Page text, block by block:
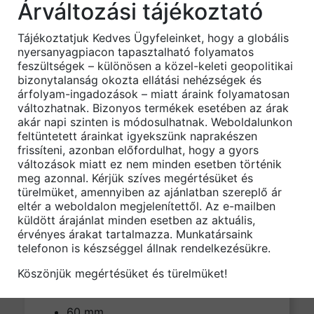
álmennyezetben
A CD profilok alkotják az álmennyezet
hordozó rácsát. Ezekre a profilokra
csavarozzák a gipszkarton lapokat, így
elengedhetetlen a pontos beállítás és a
megfelelő rögzítés. A gondosan kiválasztott
és szakszerűen beépített CD profilok
biztosítják a repedésmentes, sima felületet,
amelyre festhet vagy tapétázhat, így
tökéletes alapot teremtve a belső tér végső
kialakításához.
Raktári/rendelhető méretek:
Árváltozási tájékoztató
Tájékoztatjuk Kedves Ügyfeleinket, hogy a globális
nyersanyagpiacon tapasztalható folyamatos
feszültségek – különösen a közel-keleti geopolitikai
bizonytalanság okozta ellátási nehézségek és
árfolyam-ingadozások – miatt áraink folyamatosan
változhatnak. Bizonyos termékek esetében az árak
akár napi szinten is módosulhatnak. Weboldalunkon
feltüntetett árainkat igyekszünk naprakészen
frissíteni, azonban előfordulhat, hogy a gyors
változások miatt ez nem minden esetben történik
meg azonnal. Kérjük szíves megértésüket és
türelmüket, amennyiben az ajánlatban szereplő ár
eltér a weboldalon megjelenítettől. Az e-mailben
küldött árajánlat minden esetben az aktuális,
érvényes árakat tartalmazza. Munkatársaink
telefonon is készséggel állnak rendelkezésükre.
Köszönjük megértésüket és türelmüket!